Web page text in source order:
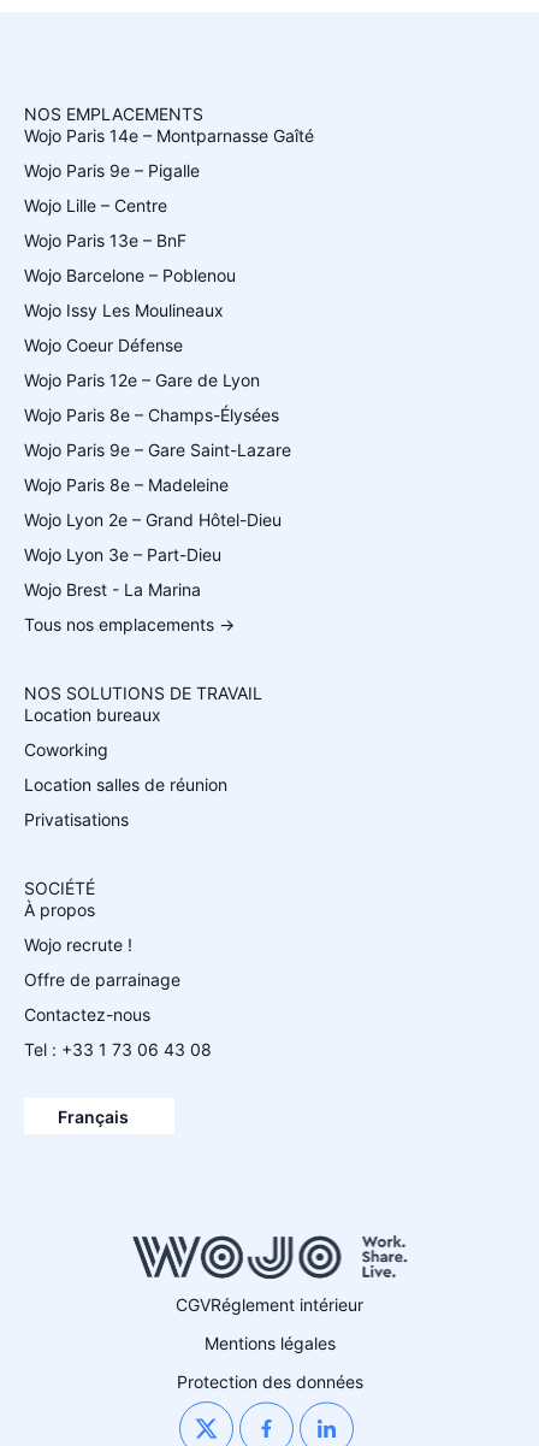
NOS EMPLACEMENTS
Wojo Paris 14e – Montparnasse Gaîté
Wojo Paris 9e – Pigalle
Wojo Lille – Centre
Wojo Paris 13e – BnF
Wojo Barcelone – Poblenou
Wojo Issy Les Moulineaux
Wojo Coeur Défense
Wojo Paris 12e – Gare de Lyon
Wojo Paris 8e – Champs-Élysées
Wojo Paris 9e – Gare Saint-Lazare
Wojo Paris 8e – Madeleine
Wojo Lyon 2e – Grand Hôtel-Dieu
Wojo Lyon 3e – Part-Dieu
Wojo Brest - La Marina
Tous nos emplacements →
NOS SOLUTIONS DE TRAVAIL
Location bureaux
Coworking
Location salles de réunion
Privatisations
SOCIÉTÉ
À propos
Wojo recrute !
Offre de parrainage
Contactez-nous
Tel : +33 1 73 06 43 08
Français
Español
Deutsch
CGVRéglement intérieur
Mentions légales
Protection des données